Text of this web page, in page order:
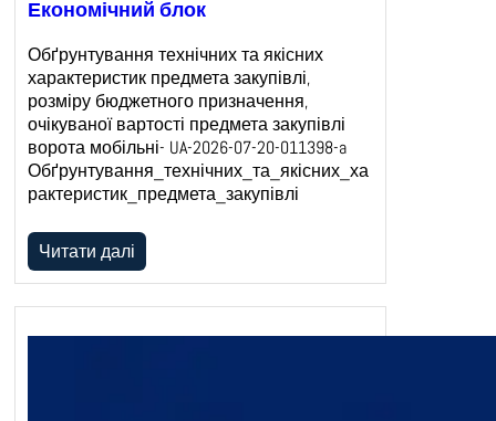
Економічний блок
Обґрунтування технічних та якісних
характеристик предмета закупівлі,
розміру бюджетного призначення,
очікуваної вартості предмета закупівлі
ворота мобільні- UA-2026-07-20-011398-a
Обґрунтування_технічних_та_якісних_ха
рактеристик_предмета_закупівлі
Читати далі